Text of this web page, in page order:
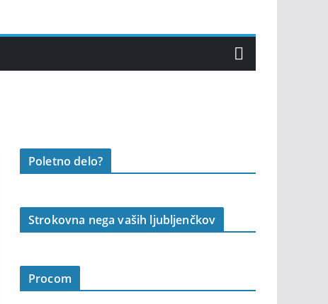
Poletno delo?
Strokovna nega vaših ljubljenčkov
Procom